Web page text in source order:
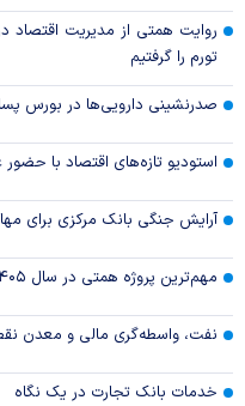
روایت همتی از مدیریت اقتصاد
تورم را گرفتیم
صدرنشینی دارویی‌ها در بورس
استودیو تازه‌های اقتصاد با حضور
آرایش جنگی بانک مرکزی برای
مهم‌ترین پروژه همتی در سال ۱۴۰۵
نفت، واسطه‌گری مالی و معدن
خدمات بانک تجارت در یک نگاه